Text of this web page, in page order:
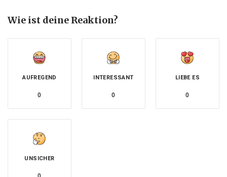
Wie ist deine Reaktion?
AUFREGEND
0
INTERESSANT
0
LIEBE ES
0
UNSICHER